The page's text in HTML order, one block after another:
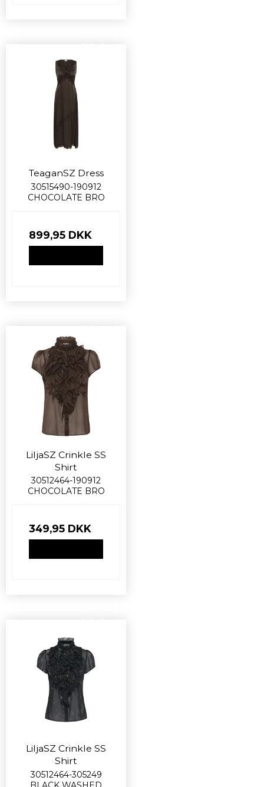
TeaganSZ Dress
30515490-190912
CHOCOLATE BRO
899,95 DKK
LiljaSZ Crinkle SS
Shirt
30512464-190912
CHOCOLATE BRO
349,95 DKK
LiljaSZ Crinkle SS
Shirt
30512464-305249